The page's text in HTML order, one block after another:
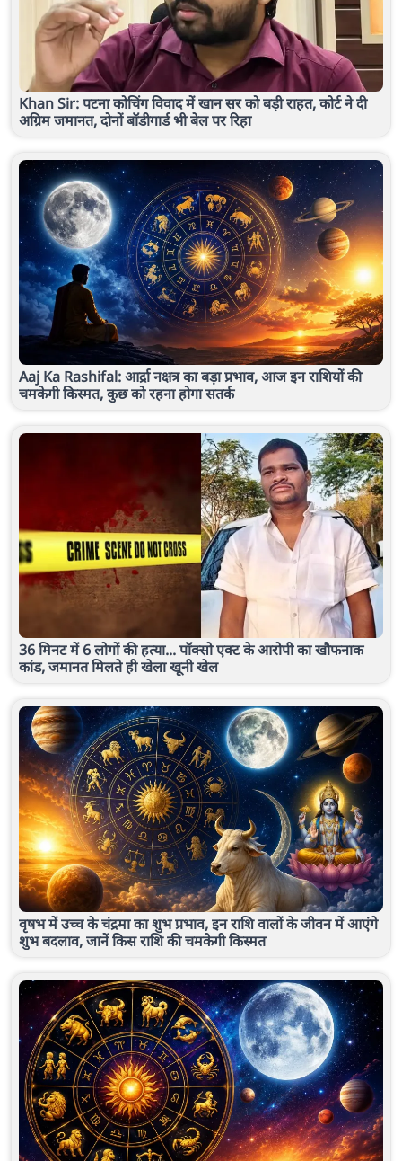
Khan Sir: पटना कोचिंग विवाद में खान सर को बड़ी राहत, कोर्ट ने दी
अग्रिम जमानत, दोनों बॉडीगार्ड भी बेल पर रिहा
Aaj Ka Rashifal: आर्द्रा नक्षत्र का बड़ा प्रभाव, आज इन राशियों की
चमकेगी किस्मत, कुछ को रहना होगा सतर्क
36 मिनट में 6 लोगों की हत्या... पॉक्सो एक्ट के आरोपी का खौफनाक
कांड, जमानत मिलते ही खेला खूनी खेल
वृषभ में उच्च के चंद्रमा का शुभ प्रभाव, इन राशि वालों के जीवन में आएंगे
शुभ बदलाव, जानें किस राशि की चमकेगी किस्मत